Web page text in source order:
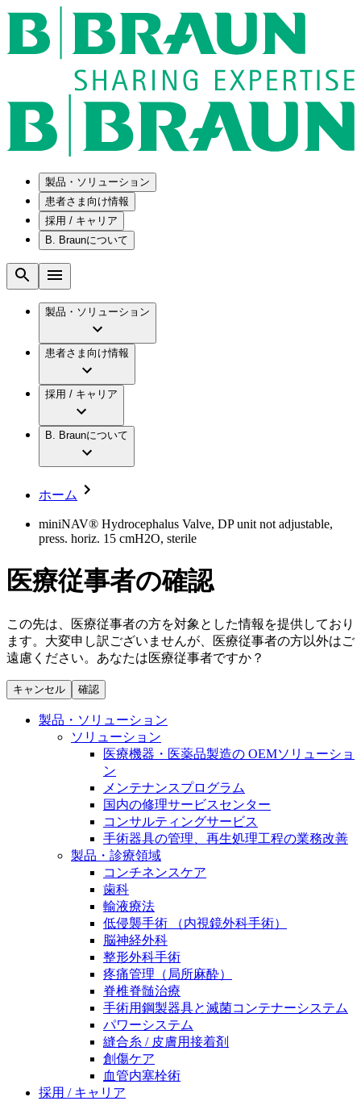
製品・ソリューション
ソリューション
メンテナンスプログラム
国内の修理サービスセンター
手術器具の管理、再生処理工程の業務改善
製品・診療領域
歯科
低侵襲手術 （内視鏡外科手術）
脊椎脊髄治療
手術用鋼製器具と滅菌コンテナーシステム
パワーシステム
縫合糸 / 皮膚用接着剤
血管内塞栓術
ソリューション
製品ポートフォリオ​
こちらの製品ポートフォリオからも、製品をお探しい
ただくことができます。
患者さま向け情報
腰椎椎間板ヘルニアについて
水頭症について
慢性創傷の治癒
アクトリーン ハイライト カテ
アクトリーン ハイライト セット
疾患・症状
膝関節の構造とその疾患
身体の中で最も大きい関節である膝関節。日常の生活
を支える、その機能や特徴とは？傷めてしまった場合
には、どのような治療の選択肢があるのでしょう。
水頭症について
採用 / キャリア
ビー・ブラウンエースクラップ株式会社の
ビー・ブラウンエースクラップ株式会社の
会社概要
報
要
キャリア（B. Braunで働くということ）
私たちのカルチャー
採用情報
キャリア（B. Braunで働くということ）
ビー・ブラウンエースクラッﾌﾟで新たな可能性を見つ
けませんか？現在募集中のポジションをご覧いただけ
B. Braunについて
ビジョンとバリュー
ブランド
ついて
イノベーション
私たちの責任
多様性
お問合せフォーム
ニューススペース
ニュースリリース
会社
私たちの責任
ニューススペース
エースクラップアカデミー
医療に携わるあらゆる方々に、学びと情報共有の場を
製品・ソリューション
患者さま向け情報
採用 / キャリア
B. Braunについて
ホーム
miniNAV® Hydrocephalus Valve, DP unit not adjustable,
press. horiz. 15 cmH2O, sterile
医療従事者の確認
この先は、医療従事者の方を対象とした情報を提供しており
ます。大変申し訳ございませんが、医療従事者の方以外はご
遠慮ください。あなたは医療従事者ですか？
キャンセル 確認
製品・ソリューション
ソリューション
医療機器・医薬品製造の OEMソリューショ
ン
メンテナンスプログラム
国内の修理サービスセンター
コンサルティングサービス
手術器具の管理、再生処理工程の業務改善
製品・診療領域
コンチネンスケア
歯科
輸液療法
低侵襲手術 （内視鏡外科手術）
脳神経外科
整形外科手術
疼痛管理（局所麻酔）
脊椎脊髄治療
手術用鋼製器具と滅菌コンテナーシステム
パワーシステム
縫合糸 / 皮膚用接着剤
創傷ケア
血管内塞栓術
採用 / キャリア